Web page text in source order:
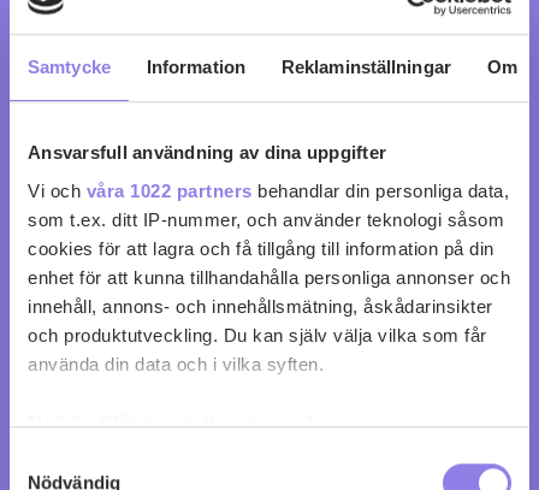
Samtycke Information Reklaminställningar Om
Ansvarsfull användning av dina uppgifter
Vi och våra 1022 partners behandlar din personliga data,
som t.ex. ditt IP-nummer, och använder teknologi såsom
cookies för att lagra och få tillgång till information på din
enhet för att kunna tillhandahålla personliga annonser och
innehåll, annons- och innehållsmätning, åskådarinsikter
och produktutveckling. Du kan själv välja vilka som får
använda din data och i vilka syften.
Med din tillåtelse skulle vi även vilja:
som kan ha en noggrannhet på upp till flera meter
Nödvändig
Orange Wine Ciceron Organic
köp 119 kr